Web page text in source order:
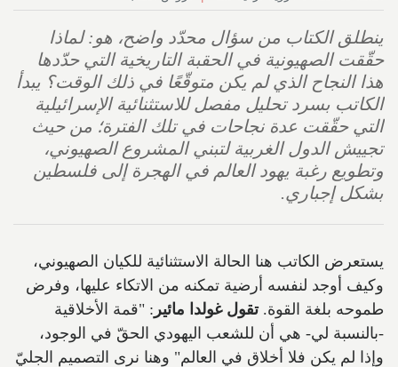
ينطلق الكتاب من سؤال محدّد واضح، هو: لماذا
حقّقت الصهيونية في الحقبة التاريخية التي حدّدها
هذا النجاح الذي لم يكن متوقّعًا في ذلك الوقت؟ يبدأ
الكاتب بسرد تحليل مفصل للاستثنائية الإسرائيلية
التي حقّقت عدة نجاحات في تلك الفترة؛ من حيث
تجييش الدول الغربية لتبني المشروع الصهيوني،
وتطويع رغبة يهود العالم في الهجرة إلى فلسطين
بشكل إجباري.
يستعرض الكاتب هنا الحالة الاستثنائية للكيان الصهيوني،
وكيف أوجد لنفسه أرضية تمكنه من الاتكاء عليها، وفرض
طموحه بلغة القوة.تقول غولدا مائير : "قمة الأخلاقية
-بالنسبة لي- هي أن للشعب اليهودي الحقّ في الوجود،
وإذا لم يكن فلا أخلاق في العالم" وهنا نرى التصميم الجليّ